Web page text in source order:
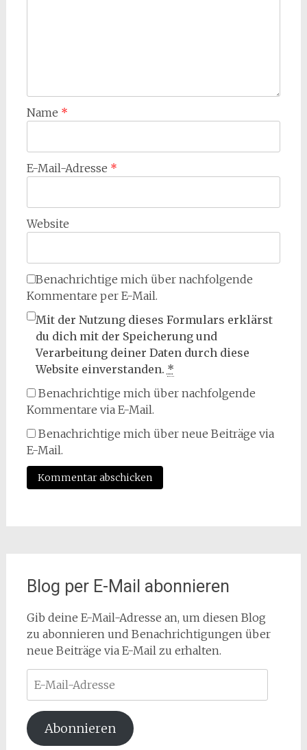
Name *
E-Mail-Adresse *
Website
Benachrichtige mich über nachfolgende
Kommentare per E-Mail.
Mit der Nutzung dieses Formulars erklärst
du dich mit der Speicherung und
Verarbeitung deiner Daten durch diese
Website einverstanden. *
Benachrichtige mich über nachfolgende
Kommentare via E-Mail.
Benachrichtige mich über neue Beiträge via
E-Mail.
Blog per E-Mail abonnieren
Gib deine E-Mail-Adresse an, um diesen Blog
zu abonnieren und Benachrichtigungen über
neue Beiträge via E-Mail zu erhalten.
Mail-
Adresse
Abonnieren